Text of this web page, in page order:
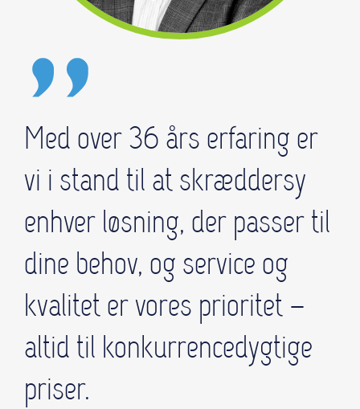
Med over 36 års erfaring er
vi i stand til at skræddersy
enhver løsning, der passer til
dine behov, og service og
kvalitet er vores prioritet –
altid til konkurrencedygtige
priser.